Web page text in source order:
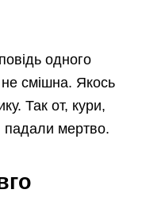
одного
смішна. Якось
Так от, кури,
мертво.